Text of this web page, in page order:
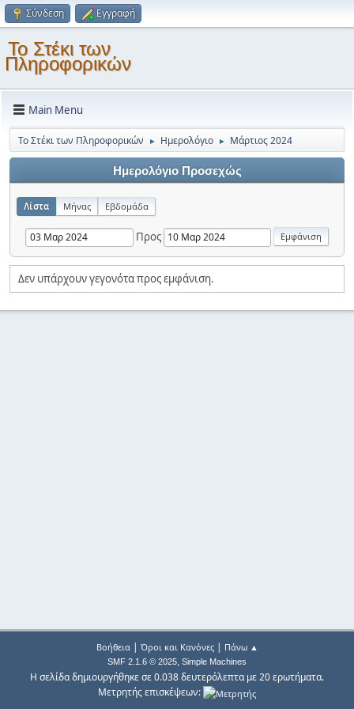
Σύνδεση Εγγραφή
Το Στέκι των
Πληροφορικών
Main Menu
Το Στέκι των Πληροφορικών ► Ημερολόγιο ► Μάρτιος 2024
Ημερολόγιο Προσεχώς
Λίστα Μήνας Εβδομάδα
Προς
Δεν υπάρχουν γεγονότα προς εμφάνιση.
Βοήθεια| Όροι και Κανόνες| Πάνω ▲
SMF 2.1.6 © 2025, Simple Machines
Η σελίδα δημιουργήθηκε σε 0.038 δευτερόλεπτα με 20 ερωτήματα.
Μετρητής επισκέψεων: